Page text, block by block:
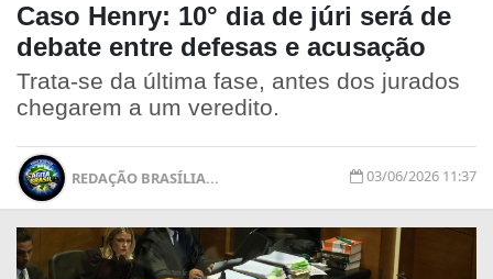
Caso Henry: 10° dia de júri será de
debate entre defesas e acusação
Trata-se da última fase, antes dos jurados
chegarem a um veredito.
REDAÇÃO BRASÍLIA... 03/06/2026 11:37